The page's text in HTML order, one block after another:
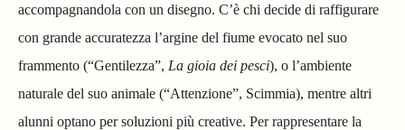
accompagnandola con un disegno. C’è chi decide di raffigurare
con grande accuratezza l’argine del fiume evocato nel suo
frammento (“Gentilezza”, La gioia dei pesci), o l’ambiente
naturale del suo animale (“Attenzione”, Scimmia), mentre altri
alunni optano per soluzioni più creative. Per rappresentare la